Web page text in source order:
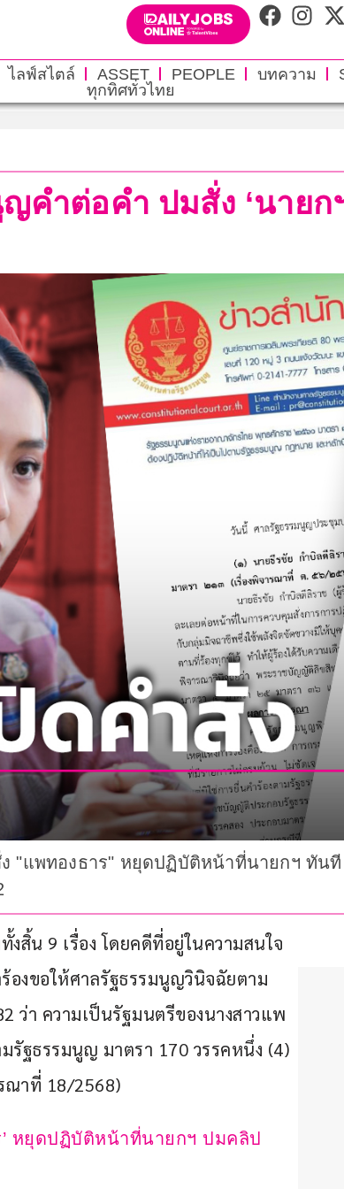
ไลฟ์สไตล์ ASSET PEOPLE บทความ
ทุกทิศทั่วไทย
คำต่อคำ ปมสั่ง ‘นายก
"แพทองธาร" หยุดปฏิบัติหน้าที่นายกฯ ทัน
สิ้น 9 เรื่อง โดยคดีที่อยู่ในความสนใจ
องขอให้ศาลรัฐธรรมนูญวินิจฉัยตาม
ว่า ความเป็นรัฐมนตรีของนางสาวแพ
รัฐธรรมนูญ มาตรา 170 วรรคหนึ่ง (4)
ณาที่ 18/2568)
หยุดปฏิบัติหน้าที่นายกฯ ปมคลิป